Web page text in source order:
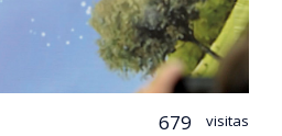
679 visitas